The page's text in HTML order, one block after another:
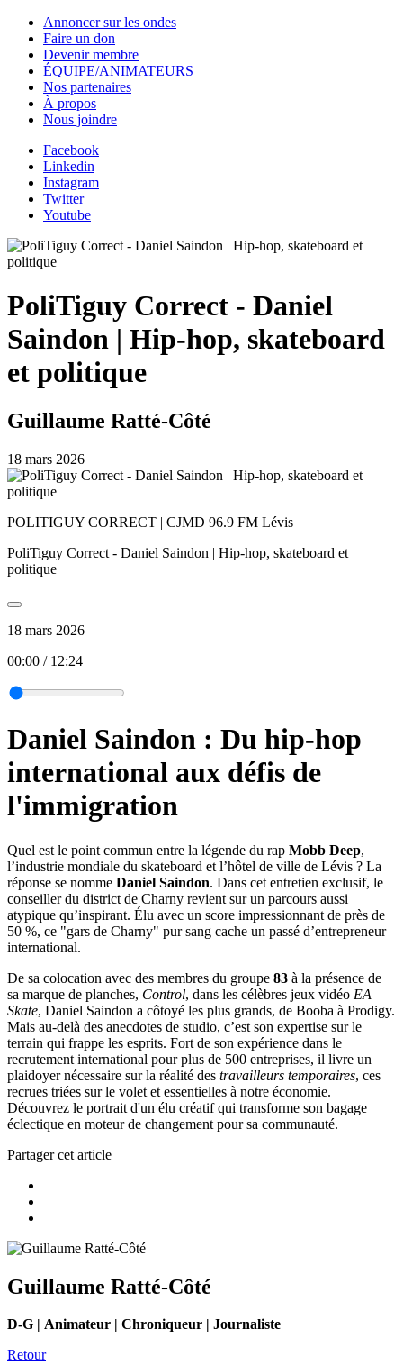
Annoncer sur les ondes
Faire un don
Devenir membre
ÉQUIPE/ANIMATEURS
Nos partenaires
À propos
Nous joindre
Facebook
Linkedin
Instagram
Twitter
Youtube
PoliTiguy Correct - Daniel
Saindon | Hip-hop, skateboard
et politique
Guillaume Ratté-Côté
18 mars 2026
POLITIGUY CORRECT | CJMD 96.9 FM Lévis
PoliTiguy Correct - Daniel Saindon | Hip-hop, skateboard et
politique
18 mars 2026
00:00 / 12:24
Daniel Saindon : Du hip-hop
international aux défis de
l'immigration
Quel est le point commun entre la légende du rap Mobb Deep,
l’industrie mondiale du skateboard et l’hôtel de ville de Lévis ? La
réponse se nomme Daniel Saindon. Dans cet entretien exclusif, le
conseiller du district de Charny revient sur un parcours aussi
atypique qu’inspirant. Élu avec un score impressionnant de près de
50 %, ce "gars de Charny" pur sang cache un passé d’entrepreneur
international.
De sa colocation avec des membres du groupe 83 à la présence de
sa marque de planches, Control, dans les célèbres jeux vidéo EA
Skate, Daniel Saindon a côtoyé les plus grands, de Booba à Prodigy.
Mais au-delà des anecdotes de studio, c’est son expertise sur le
terrain qui frappe les esprits. Fort de son expérience dans le
recrutement international pour plus de 500 entreprises, il livre un
plaidoyer nécessaire sur la réalité des travailleurs temporaires, ces
recrues triées sur le volet et essentielles à notre économie.
Découvrez le portrait d'un élu créatif qui transforme son bagage
éclectique en moteur de changement pour sa communauté.
Partager cet article
Guillaume Ratté-Côté
D-G | Animateur | Chroniqueur | Journaliste
Retour